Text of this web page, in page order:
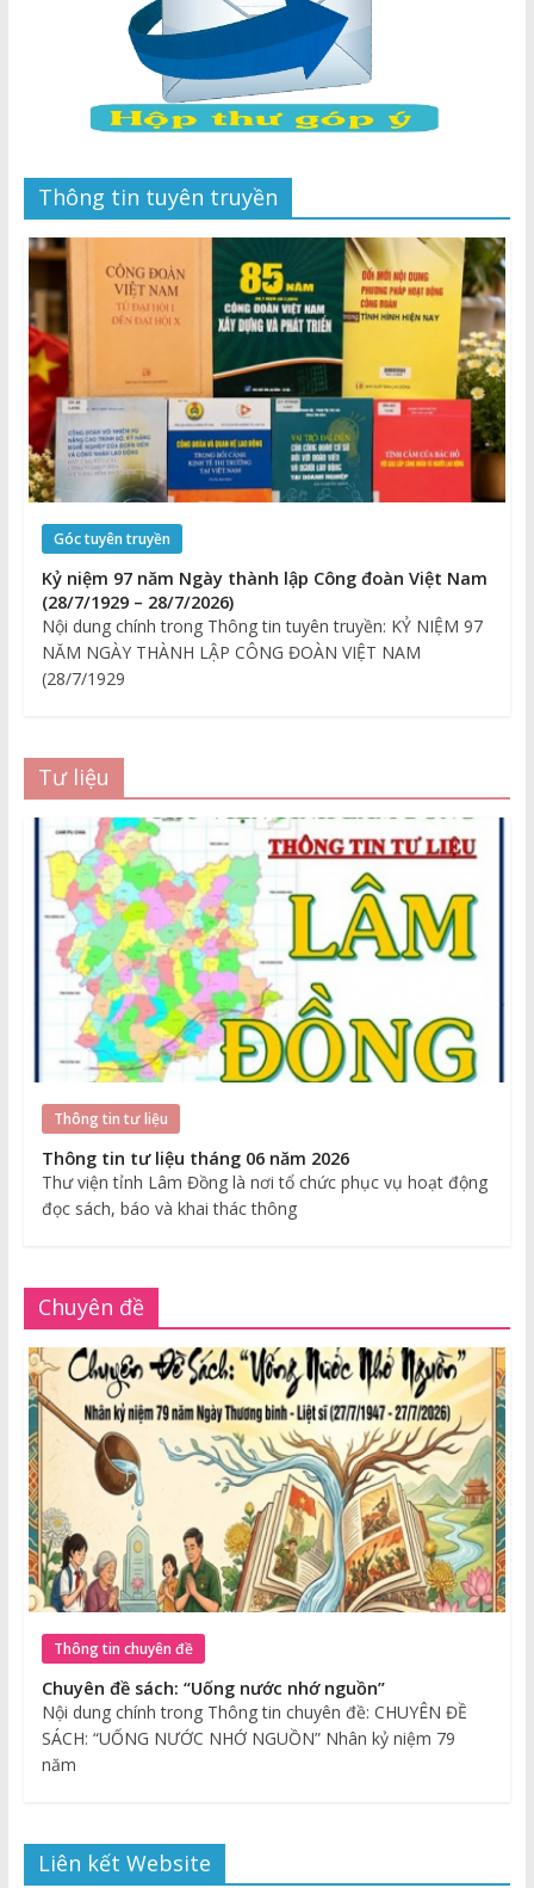
Thông tin tuyên truyền
Góc tuyên truyền
Kỷ niệm 97 năm Ngày thành lập Công đoàn Việt Nam
(28/7/1929 – 28/7/2026)
Nội dung chính trong Thông tin tuyên truyền: KỶ NIỆM 97
NĂM NGÀY THÀNH LẬP CÔNG ĐOÀN VIỆT NAM
(28/7/1929
Tư liệu
Thông tin tư liệu
Thông tin tư liệu tháng 06 năm 2026
Thư viện tỉnh Lâm Đồng là nơi tổ chức phục vụ hoạt động
đọc sách, báo và khai thác thông
Chuyên đề
Thông tin chuyên đề
Chuyên đề sách: “Uống nước nhớ nguồn”
Nội dung chính trong Thông tin chuyên đề: CHUYÊN ĐỀ
SÁCH: “UỐNG NƯỚC NHỚ NGUỒN” Nhân kỷ niệm 79
năm
Liên kết Website